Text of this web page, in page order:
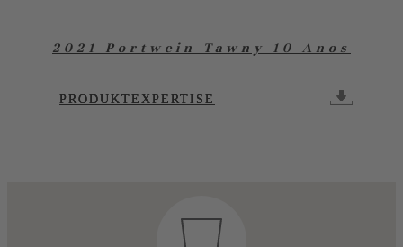
PRODUKTEXPERTISE
PRODUKTEXPERTISE
2021 Portwein Tawny 10 Anos
PRODUKTEXPERTISE